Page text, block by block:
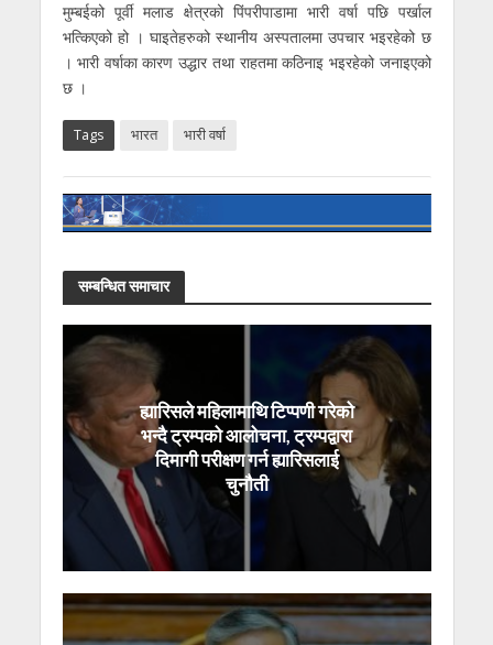
मुम्बईको पूर्वी मलाड क्षेत्रको पिंपरीपाडामा भारी वर्षा पछि पर्खाल
भत्किएको हो । घाइतेहरुको स्थानीय अस्पतालमा उपचार भइरहेको छ
। भारी वर्षाका कारण उद्धार तथा राहतमा कठिनाइ भइरहेको जनाइएको
छ ।
Tags भारत भारी वर्षा
सम्बन्धित समाचार
ह्यारिसले महिलामाथि टिप्पणी गरेको
भन्दै ट्रम्पको आलोचना, ट्रम्पद्वारा
दिमागी परीक्षण गर्न ह्यारिसलाई
चुनौती